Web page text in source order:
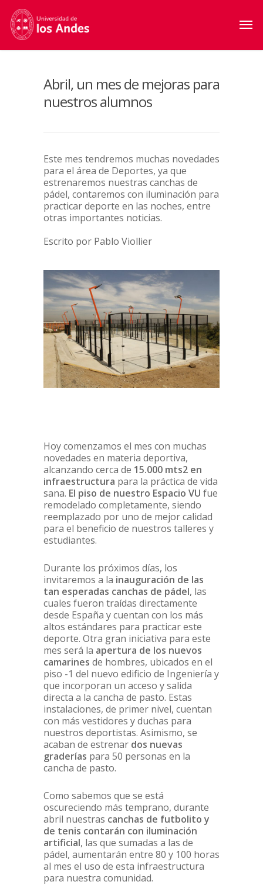
Abril, un mes de mejoras para
nuestros alumnos
Este mes tendremos muchas novedades
para el área de Deportes, ya que
estrenaremos nuestras canchas de
pádel, contaremos con iluminación para
practicar deporte en las noches, entre
otras importantes noticias.
Escrito por Pablo Viollier
Hoy comenzamos el mes con muchas
novedades en materia deportiva,
alcanzando cerca de 15.000 mts2 en
infraestructura para la práctica de vida
sana. El piso de nuestro Espacio VU fue
remodelado completamente, siendo
reemplazado por uno de mejor calidad
para el beneficio de nuestros talleres y
estudiantes.
Durante los próximos días, los
invitaremos a la inauguración de las
tan esperadas canchas de pádel, las
cuales fueron traídas directamente
desde España y cuentan con los más
altos estándares para practicar este
deporte. Otra gran iniciativa para este
mes será la apertura de los nuevos
camarines de hombres, ubicados en el
piso -1 del nuevo edificio de Ingeniería y
que incorporan un acceso y salida
directa a la cancha de pasto. Estas
instalaciones, de primer nivel, cuentan
con más vestidores y duchas para
nuestros deportistas. Asimismo, se
acaban de estrenar dos nuevas
graderías para 50 personas en la
cancha de pasto.
Como sabemos que se está
oscureciendo más temprano, durante
abril nuestras canchas de futbolito y
de tenis contarán con iluminación
artificial, las que sumadas a las de
pádel, aumentarán entre 80 y 100 horas
al mes el uso de esta infraestructura
para nuestra comunidad.